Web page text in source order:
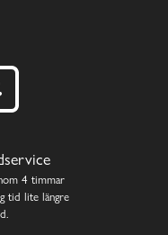
4 timmar
tid lite längre